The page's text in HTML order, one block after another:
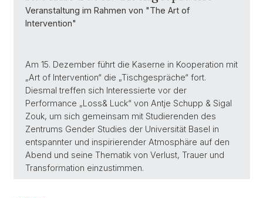
Veranstaltung im Rahmen von "The Art of
Intervention"
Am 15. Dezember führt die Kaserne in Kooperation mit
„Art of Intervention“ die „Tischgespräche“ fort.
Diesmal treffen sich Interessierte vor der
Performance „Loss& Luck“ von Antje Schupp & Sigal
Zouk, um sich gemeinsam mit Studierenden des
Zentrums Gender Studies der Universität Basel in
entspannter und inspirierender Atmosphäre auf den
Abend und seine Thematik von Verlust, Trauer und
Transformation einzustimmen.